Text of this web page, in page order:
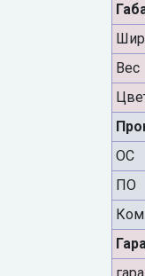
Вес
ОС
ПО